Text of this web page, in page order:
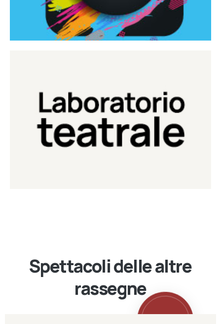
Laboratorio Teatrale
Laboratorio di teatro del Teatro Eduardo de Filippo
Continua
Spettacoli delle altre
rassegne